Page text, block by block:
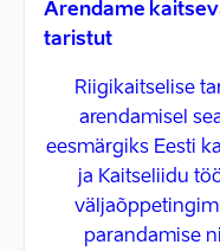
Arendame
taristut
Riigikaitselise
arendamisel
eesmärgiks Eesti
ja Kaitseliidu
parandamise